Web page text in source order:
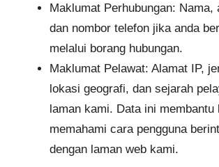
Maklumat Perhubungan: Nama,
dan nombor telefon jika anda
melalui borang hubungan.
Maklumat Pelawat: Alamat IP,
lokasi geografi, dan sejarah
laman kami. Data ini membantu
memahami cara pengguna
dengan laman web kami.